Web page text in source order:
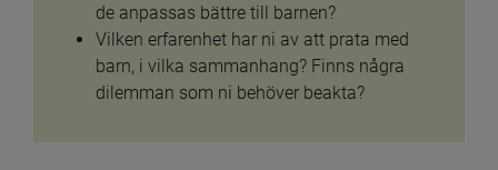
de anpassas bättre till barnen?
Vilken erfarenhet har ni av att prata med
barn, i vilka sammanhang? Finns några
dilemman som ni behöver beakta?